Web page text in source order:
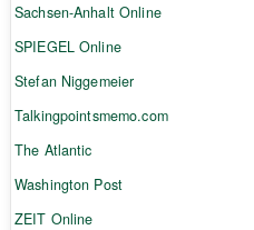
Sachsen-Anhalt Online
SPIEGEL Online
Stefan Niggemeier
Talkingpointsmemo.com
The Atlantic
Washington Post
ZEIT Online